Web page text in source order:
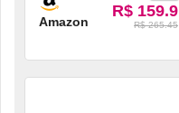
Amazon
R$ 159.9
R$ 265.45